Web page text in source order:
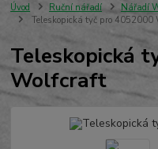
Úvod Ruční nářadí Nářadí
Teleskopická tyč pro 4052000
Teleskopická
Wolfcraft